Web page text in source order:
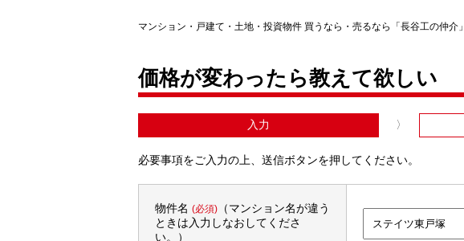
マンション・戸建て・土地・投資物件 買うなら・売るなら「長谷工の仲介」
価格が変わったら教えて欲しい
入力
必要事項をご入力の上、送信ボタンを押してください。
物件名 (必須)（マンション名が違う
ときは入力しなおしてくださ
い。）